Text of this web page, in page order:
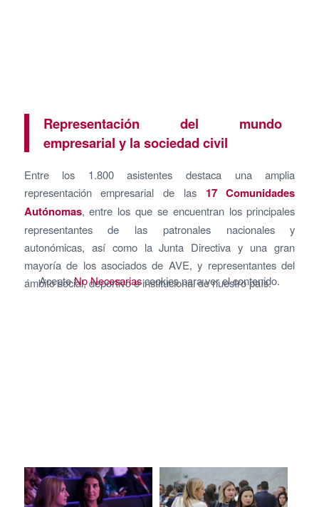
Representación del mundo
empresarial y la sociedad civil
Entre los 1.800 asistentes destaca una amplia
representación empresarial de las 17 Comunidades
Autónomas, entre los que se encuentran los principales
representantes de las patronales nacionales y
autonómicas, así como la Junta Directiva y una gran
mayoría de los asociados de AVE, y representantes del
ámbito social, deportivo e institucional de nuestro país.
AcepteNo Necesariascookies para ver el contenido.